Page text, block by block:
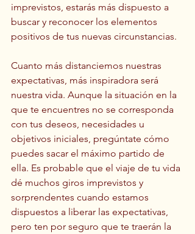
imprevistos, estarás más dispuesto a
buscar y reconocer los elementos
positivos de tus nuevas circunstancias.
Cuanto más distanciemos nuestras
expectativas, más inspiradora será
nuestra vida. Aunque la situación en la
que te encuentres no se corresponda
con tus deseos, necesidades u
objetivos iniciales, pregúntate cómo
puedes sacar el máximo partido de
ella. Es probable que el viaje de tu vida
dé muchos giros imprevistos y
sorprendentes cuando estamos
dispuestos a liberar las expectativas,
pero ten por seguro que te traerán la